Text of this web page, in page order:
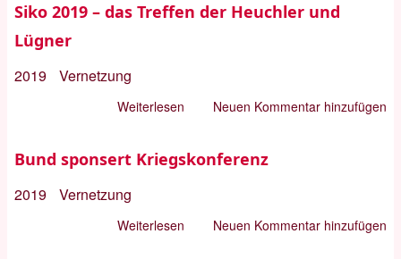
Siko 2019 – das Treffen der Heuchler und
Lügner
2019 Vernetzung
Weiterlesen
2019
Treffen
Neuen Kommentar hinzufügen
Bund sponsert Kriegskonferenz
2019 Vernetzung
Weiterlesen Neuen Kommentar hinzufügen